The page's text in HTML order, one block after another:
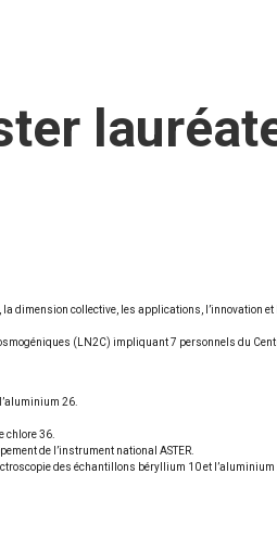
dimension collective, les applications, l’innovation
(LN2C) impliquant 7 personnels du
26.
chlore 36.
de l’instrument national ASTER.
des échantillons béryllium 10 et l’aluminium